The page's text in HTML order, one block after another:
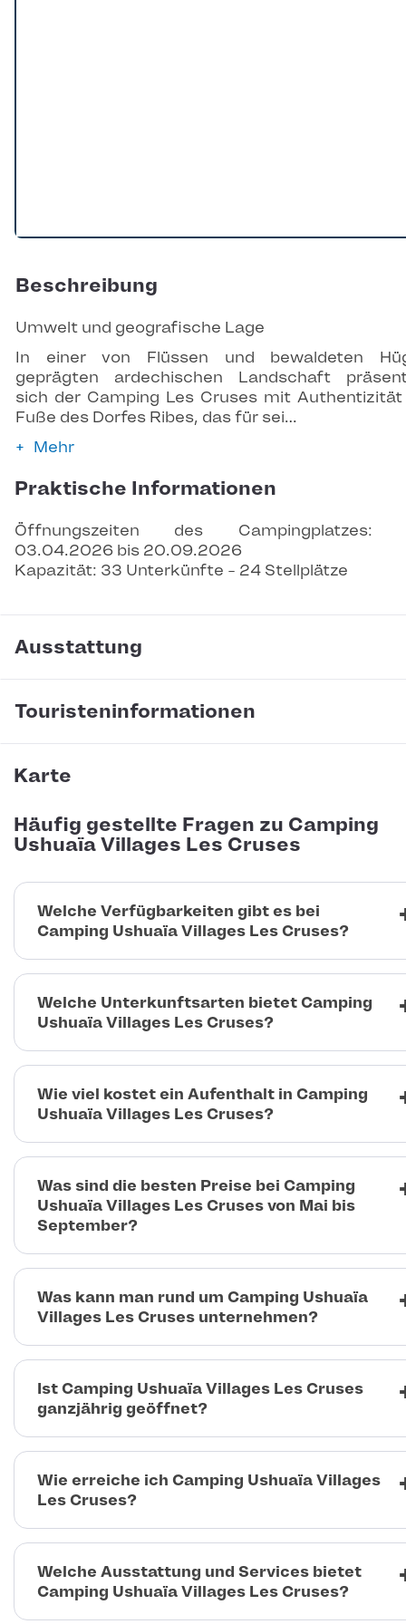
Beschreibung
Umwelt und geografische Lage
In einer von Flüssen und bewaldeten
geprägten ardechischen Landschaft
sich der Camping Les Cruses mit
Fuße des Dorfes Ribes, das für sei…
Mehr
Praktische Informationen
Öffnungszeiten des Campingplatzes:
03.04.2026 bis 20.09.2026
Kapazität: 33 Unterkünfte - 24 Stellplätze
Ausstattung
Touristeninformationen
Karte
Häufig gestellte Fragen zu Camping
Ushuaïa Villages Les Cruses
Welche Verfügbarkeiten gibt es bei
Camping Ushuaïa Villages Les Cruses?
Welche Unterkunftsarten bietet Camping
Ushuaïa Villages Les Cruses?
Wie viel kostet ein Aufenthalt in Camping
Ushuaïa Villages Les Cruses?
Was sind die besten Preise bei Camping
Ushuaïa Villages Les Cruses von Mai bis
September?
Was kann man rund um Camping Ushuaïa
Villages Les Cruses unternehmen?
Ist Camping Ushuaïa Villages Les Cruses
ganzjährig geöffnet?
Wie erreiche ich Camping Ushuaïa Villages
Les Cruses?
Welche Ausstattung und Services bietet
Camping Ushuaïa Villages Les Cruses?